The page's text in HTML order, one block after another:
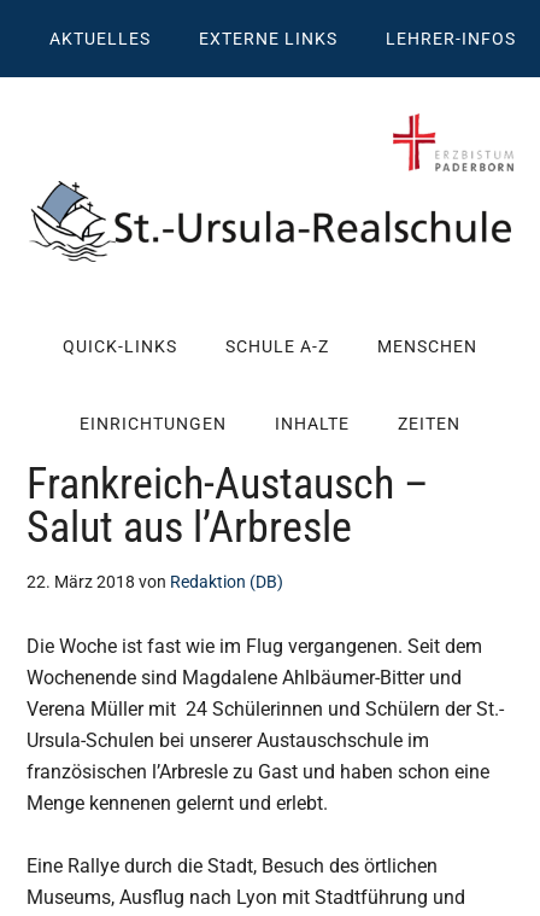
springen
secondary
Seitenspalte
springen
Fußzeile
springen
AKTUELLES EXTERNE LINKS LEHRER-INFOS
Ursula
Realschule
Attendorn
Persönlichkeit,
QUICK-LINKS SCHULE A-Z MENSCHEN
EINRICHTUNGEN INHALTE ZEITEN
Frankreich-Austausch –
Salut aus l’Arbresle
22. März 2018 von Redaktion (DB)
Die Woche ist fast wie im Flug vergangenen. Seit dem
Wochenende sind Magdalene Ahlbäumer-Bitter und
Verena Müller mit 24 Schülerinnen und Schülern der St.-
Ursula-Schulen bei unserer Austauschschule im
französischen l’Arbresle zu Gast und haben schon eine
Menge kennenen gelernt und erlebt.
Eine Rallye durch die Stadt, Besuch des örtlichen
Museums, Ausflug nach Lyon mit Stadtführung und